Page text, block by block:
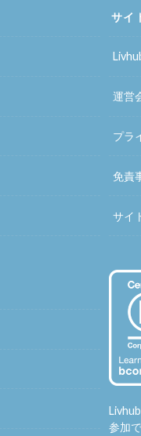
サイ
運営
プラ
免責
サイ
参加